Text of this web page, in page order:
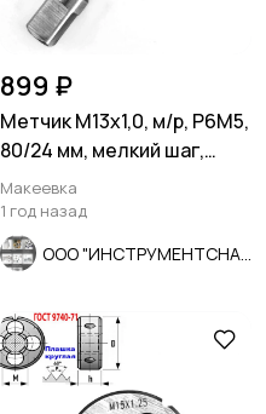
899 ₽
Метчик М13х1,0, м/р, Р6М5,
80/24 мм, мелкий шаг,
проходной.
Макеевка
1 год назад